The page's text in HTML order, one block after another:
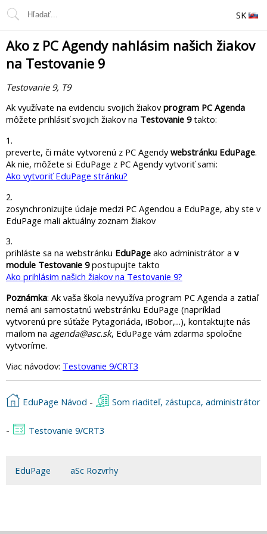
SK
Ako z PC Agendy nahlásim našich žiakov
na Testovanie 9
Testovanie 9, T9
Ak využívate na evidenciu svojich žiakovprogram PC Agenda
môžete prihlásiť svojich žiakov na Testovanie 9takto:
1.
preverte, či máte vytvorenú z PC Agendywebstránku EduPage.
Ak nie, môžete si EduPage z PC Agendy vytvoriť sami:
Ako vytvoriť EduPage stránku?
2.
zosynchronizujte údaje medzi PC Agendou a EduPage, aby ste v
EduPage mali aktuálny zoznam žiakov
3.
prihláste sa na webstránku EduPage ako administrátor a v
module Testovanie 9postupujte takto
Ako prihlásim našich žiakov na Testovanie 9?
Poznámka: Ak vaša škola nevyužíva program PC Agenda a zatiaľ
nemá ani samostatnú webstránku EduPage (napríklad
vytvorenú pre súťaže Pytagoriáda, iBobor,...), kontaktujte nás
mailom na agenda@asc.sk, EduPage vám zdarma spoločne
vytvoríme.
Viac návodov: Testovanie 9/CRT3
EduPage Návod - Som riaditeľ, zástupca, administrátor
- Testovanie 9/CRT3
EduPage aSc Rozvrhy